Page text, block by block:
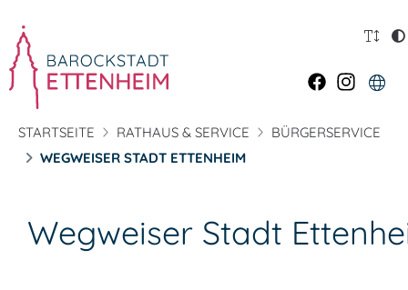
STARTSEITE RATHAUS & SERVICE
BÜRGERSERVICE
WEGWEISER STADT ETTENHEIM
Wegweiser Stadt